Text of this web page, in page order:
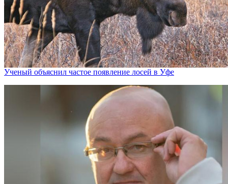
Ученый объяснил частое появление лосей в Уфе